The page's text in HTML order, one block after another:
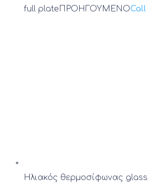
full plateΠΡΟΗΓΟΥΜΕΝΟ
Ηλιακός θερμοσίφωνας